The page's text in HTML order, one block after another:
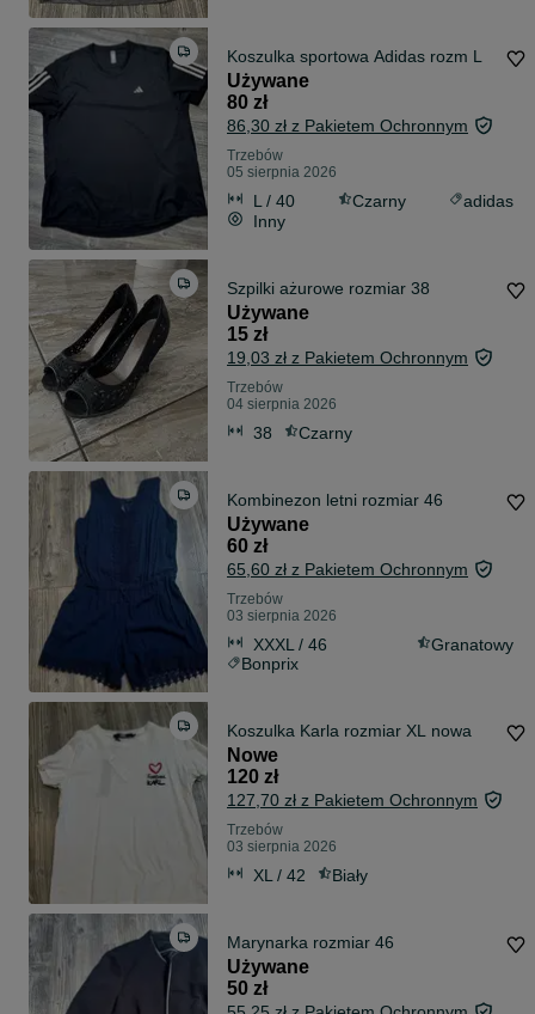
Koszulka sportowa Adidas rozm L
Używane
80 zł
86,30 zł z Pakietem Ochronnym
Trzebów
05 sierpnia 2026
L / 40 Czarny
adidas
Inny
Szpilki ażurowe rozmiar 38
Używane
15 zł
19,03 zł z Pakietem Ochronnym
Trzebów
04 sierpnia 2026
38 Czarny
Kombinezon letni rozmiar 46
Używane
60 zł
65,60 zł z Pakietem Ochronnym
Trzebów
03 sierpnia 2026
XXXL / 46
Granatowy
Bonprix
Koszulka Karla rozmiar XL nowa
Nowe
120 zł
127,70 zł z Pakietem Ochronnym
Trzebów
03 sierpnia 2026
XL / 42 Biały
Marynarka rozmiar 46
Używane
50 zł